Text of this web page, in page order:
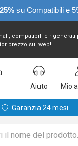
su Compatibili e
compatibili e rigenerati
prezzo sul web!
Aiuto
Mio
Garanzia 24 mesi